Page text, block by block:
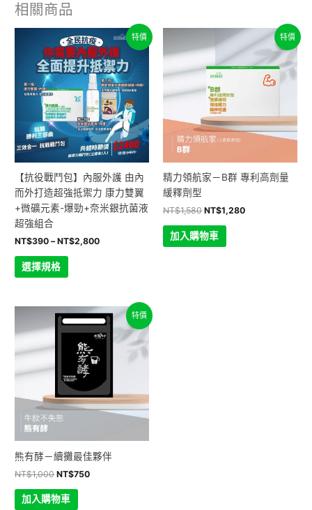
相關商品
特價
【抗役戰鬥包】內服外護 由內
而外打造超強抵禦力 康力雙翼
+微礦元素-爆勁+奈米銀抗菌液
超強組合
NT$390 – NT$2,800
格
範
圍：
NT$390
到
NT$2,800
選擇規格
此
產
品
多
種
款
式。
可
在
產
品
選
特價
精力領航家－B群 專利高劑量
緩釋劑型
NT$1,580
價
格：
NT$1,580。
NT$1,280
目
前
格：
NT$1,280。
加入購物車
特價
熊有酵－續攤最佳夥伴
NT$1,000
原
始
價
格：
NT$1,000。
NT$750
目
前
價
NT$750。
加入購物車